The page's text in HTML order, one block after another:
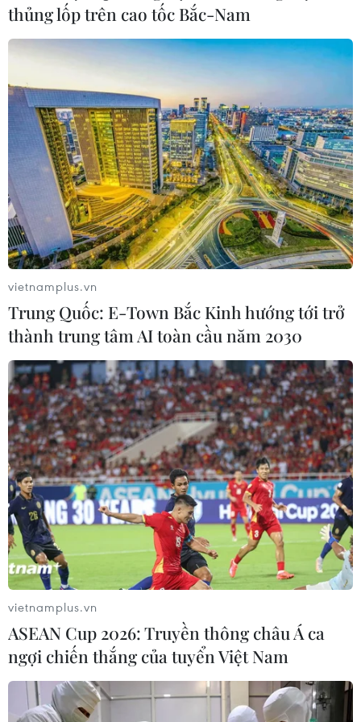
thủng lốp trên cao tốc Bắc-Nam
vietnamplus.vn
Trung Quốc: E-Town Bắc Kinh hướng tới trở
thành trung tâm AI toàn cầu năm 2030
vietnamplus.vn
ASEAN Cup 2026: Truyền thông châu Á ca
ngợi chiến thắng của tuyển Việt Nam